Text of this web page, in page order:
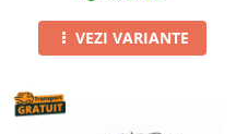
VEZI VARIANTE